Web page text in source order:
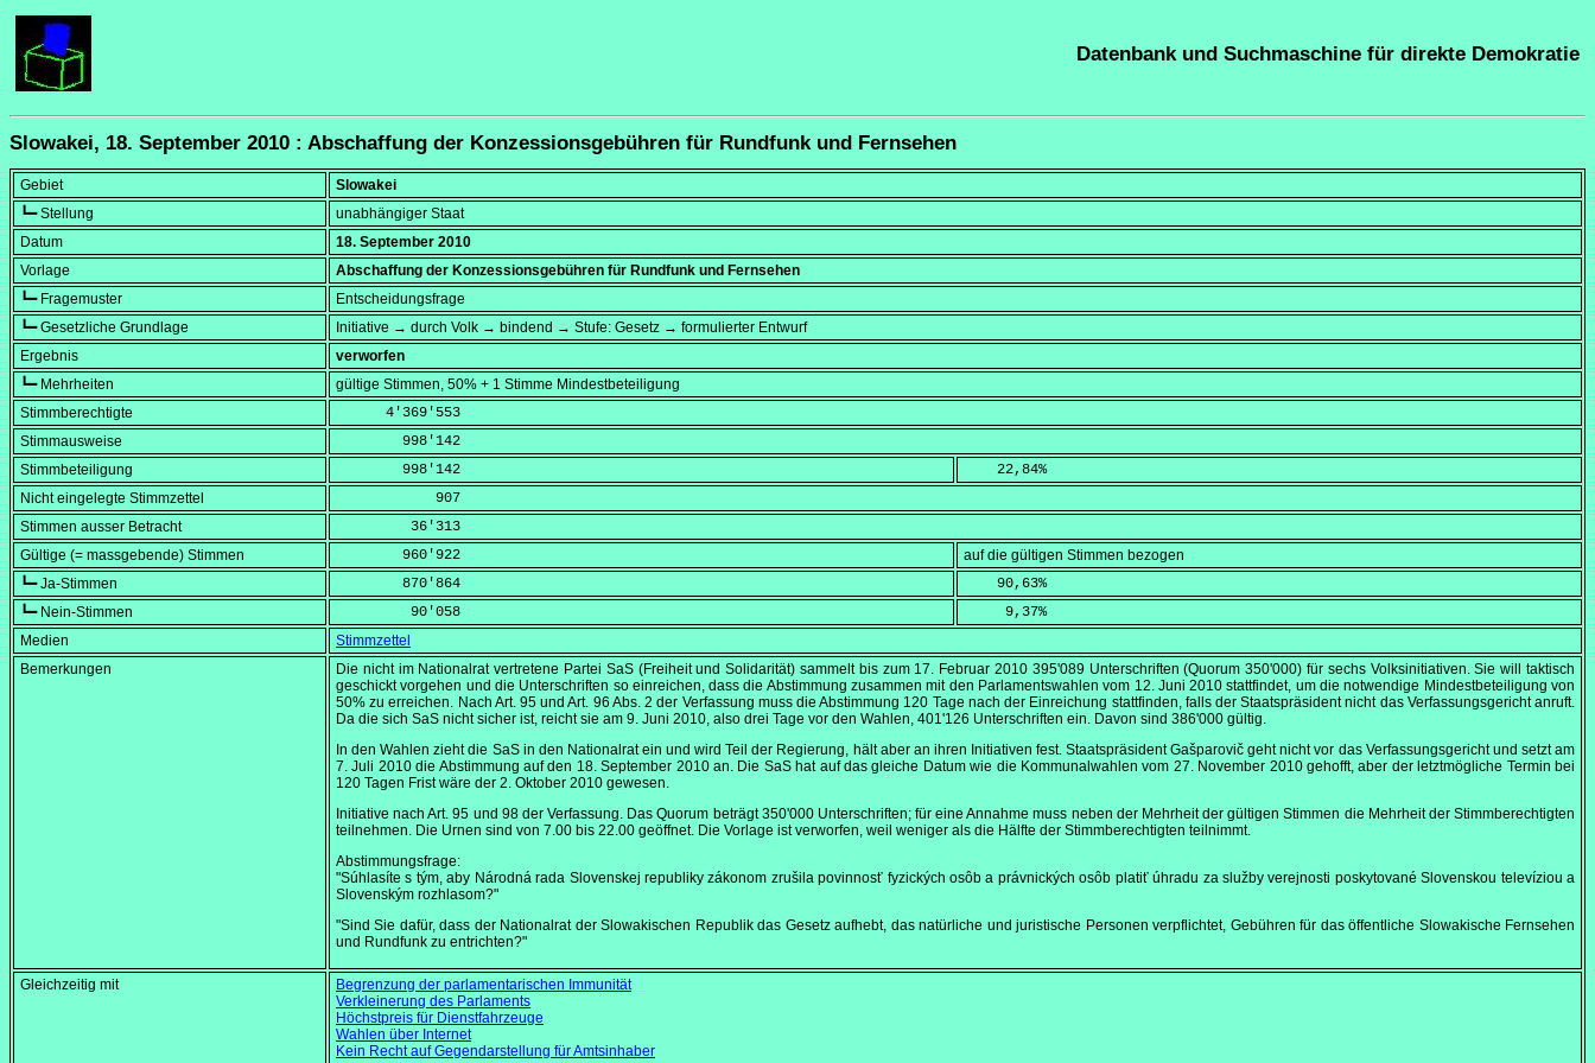
Datenbank und Suchmaschine für direkte Demokratie
Slowakei, 18. September 2010 : Abschaffung der Konzessionsgebühren für Rundfunk und Fernsehen
Gebiet
Slowakei
┗━ Stellung
unabhängiger Staat
Datum
18. September 2010
Vorlage
Abschaffung der Konzessionsgebühren für Rundfunk und Fernsehen
┗━ Fragemuster
Entscheidungsfrage
┗━ Gesetzliche Grundlage
Initiative → durch Volk → bindend → Stufe: Gesetz → formulierter Entwurf
Ergebnis
verworfen
┗━ Mehrheiten
gültige Stimmen, 50% + 1 Stimme Mindestbeteiligung
Stimmberechtigte
      4'369'553
Stimmausweise
        998'142
Stimmbeteiligung
        998'142
    22,84
%
Nicht eingelegte Stimmzettel
            907
Stimmen ausser Betracht
         36'313
Gültige (= massgebende) Stimmen
        960'922
auf die gültigen Stimmen bezogen
┗━ Ja-Stimmen
        870'864
    90,63
%
┗━ Nein-Stimmen
         90'058
     9,37
%
Medien
Stimmzettel
Bemerkungen
Die nicht im Nationalrat vertretene Partei SaS (Freiheit und Solidarität) sammelt bis zum 17. Februar 2010 395'089 Unterschriften (Quorum 350'000) für sechs Volksinitiativen. Sie will taktisch
geschickt vorgehen und die Unterschriften so einreichen, dass die Abstimmung zusammen mit den Parlamentswahlen vom 12. Juni 2010 stattfindet, um die notwendige Mindestbeteiligung von
50% zu erreichen. Nach Art. 95 und Art. 96 Abs. 2 der Verfassung muss die Abstimmung 120 Tage nach der Einreichung stattfinden, falls der Staatspräsident nicht das Verfassungsgericht anruft.
Da die sich SaS nicht sicher ist, reicht sie am 9. Juni 2010, also drei Tage vor den Wahlen, 401'126 Unterschriften ein. Davon sind 386'000 gültig.
In den Wahlen zieht die SaS in den Nationalrat ein und wird Teil der Regierung, hält aber an ihren Initiativen fest. Staatspräsident Gašparovič geht nicht vor das Verfassungsgericht und setzt am
7. Juli 2010die Abstimmung auf den 18. September 2010an. Die SaS hat auf das gleiche Datum wie die Kommunalwahlen vom 27. November 2010gehofft, aber der letztmögliche Termin bei
120 Tagen Frist wäre der 2. Oktober 2010 gewesen.
Initiative nach Art. 95 und 98 der Verfassung. Das Quorum beträgt 350'000 Unterschriften; für eine Annahme muss neben der Mehrheit der gültigen Stimmen die Mehrheit der Stimmberechtigten
teilnehmen. Die Urnen sind von 7.00 bis 22.00 geöffnet. Die Vorlage ist verworfen, weil weniger als die Hälfte der Stimmberechtigten teilnimmt.
Abstimmungsfrage:
"Súhlasíte s tým, aby Národná rada Slovenskej republiky zákonom zrušila povinnosť fyzických osôb a právnických osôb platiť úhradu za služby verejnosti poskytované Slovenskou televíziou a
Slovenským rozhlasom?"
"Sind Sie dafür, dass der Nationalrat der Slowakischen Republik das Gesetz aufhebt, das natürliche und juristische Personen verpflichtet, Gebühren für das öffentliche Slowakische Fernsehen
und Rundfunk zu entrichten?"
Gleichzeitig mit
Begrenzung der parlamentarischen Immunität
Verkleinerung des Parlaments
Höchstpreis für Dienstfahrzeuge
Wahlen über Internet
Kein Recht auf Gegendarstellung für Amtsinhaber